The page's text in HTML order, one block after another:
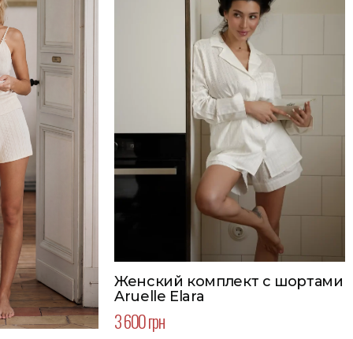
Женский комплект с шортами
Aruelle Elara
3 600 грн